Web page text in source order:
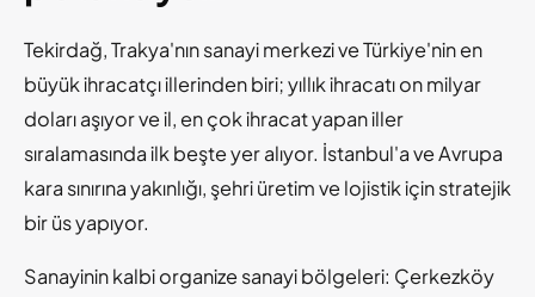
Tekirdağ, Trakya'nın sanayi merkezi ve Türkiye'nin en
büyük ihracatçı illerinden biri; yıllık ihracatı on milyar
doları aşıyor ve il, en çok ihracat yapan iller
sıralamasında ilk beşte yer alıyor. İstanbul'a ve Avrupa
kara sınırına yakınlığı, şehri üretim ve lojistik için stratejik
bir üs yapıyor.
Sanayinin kalbi organize sanayi bölgeleri: Çerkezköy